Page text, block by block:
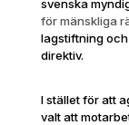
svenska
för mänskliga
lagstiftning
direktiv.
I stället för att
valt att